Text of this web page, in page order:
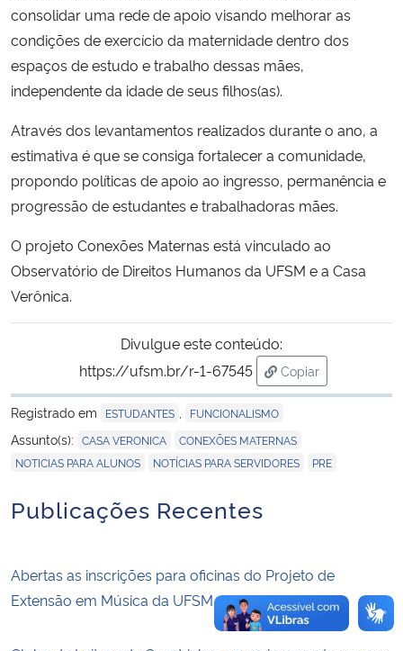
Secretaria de Governo
Gabinete de Segurança Institucional
Advocacia-Geral da União
Banco Central do Brasil
consolidar uma rede de apoio visando melhorar as
condições de exercício da maternidade dentro dos
espaços de estudo e trabalho dessas mães,
independente da idade de seus filhos(as).
Através dos levantamentos realizados durante o ano, a
estimativa é que se consiga fortalecer a comunidade,
propondo políticas de apoio ao ingresso, permanência e
progressão de estudantes e trabalhadoras mães.
O projeto Conexões Maternas está vinculado ao
Observatório de Direitos Humanos da UFSM e a Casa
Verônica.
Divulgue este conteúdo:
https://ufsm.br/r-1-67545
Copiar
para área de
Registrado em
ESTUDANTES FUNCIONALISMO
Assunto(s): CASA VERONICA CONEXÕES MATERNAS
NOTICIAS PARA ALUNOS NOTÍCIAS PARA SERVIDORES PRE
Publicações Recentes
Abertas as inscrições para oficinas do Projeto de
Extensão em Música da UFSM